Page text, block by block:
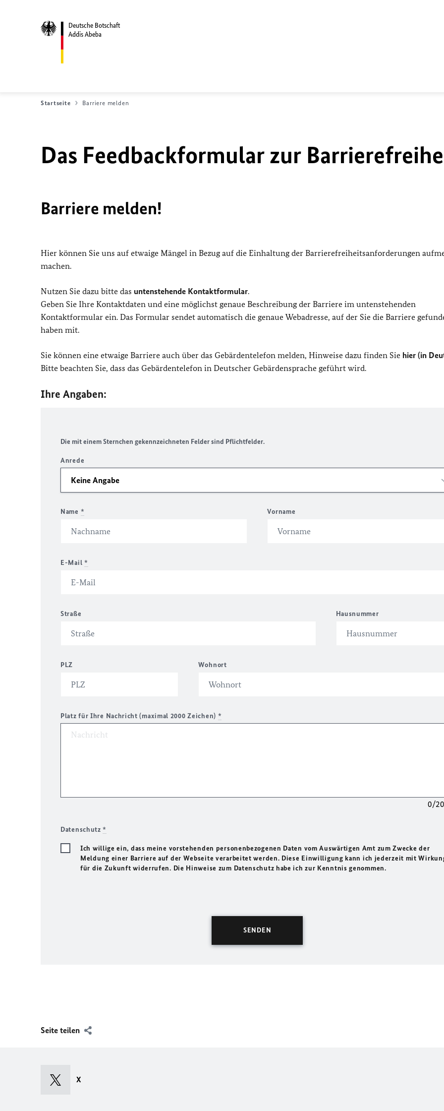
Deutsche Botschaft
Addis Abeba
Startseite Barriere melden
Das Feedbackformular zur
Barriere melden!
Hier können Sie uns auf etwaige Mängel in Bezug auf die Einhaltung der Barrierefreiheitsanforderungen
machen.
Nutzen Sie dazu bitte das untenstehende Kontaktformular.
Geben Sie Ihre Kontaktdaten und eine möglichst genaue Beschreibung der Barriere im untenstehenden
Kontaktformular ein. Das Formular sendet automatisch die genaue Webadresse, auf der Sie die Barriere
haben mit.
Sie können eine etwaige Barriere auch über das Gebärdentelefon melden, Hinweise dazu finden Sie hier (in
Bitte beachten Sie, dass das Gebärdentelefon in Deutscher Gebärdensprache geführt wird.
Ihre Angaben:
Die mit einem Sternchen gekennzeichneten Felder sind Pflichtfelder.
Anrede
Name * Vorname
E-Mail *
Straße Hausnummer
PLZ Wohnort
Platz für Ihre Nachricht (maximal 2000 Zeichen) *
0/
Datenschutz*
Ich willige ein, dass meine vorstehenden personenbezogenen Daten vom Auswärtigen Amt zum Zwecke der
Meldung einer Barriere auf der Webseite verarbeitet werden. Diese Einwilligung kann ich jederzeit mit
für die Zukunft widerrufen. Die Hinweise zum Datenschutz habe ich zur Kenntnis genommen.
Seite teilen
X